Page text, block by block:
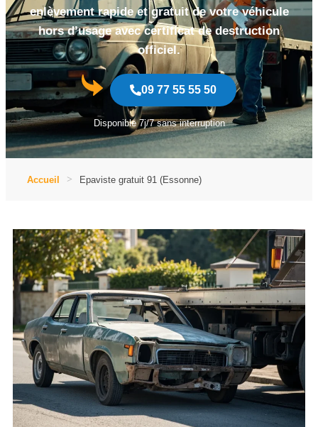
enlèvement rapide et gratuit de votre véhicule
hors d’usage avec certificat de destruction
officiel.
09 77 55 55 50
Disponible 7j/7 sans interruption
Accueil Epaviste gratuit 91 (Essonne)